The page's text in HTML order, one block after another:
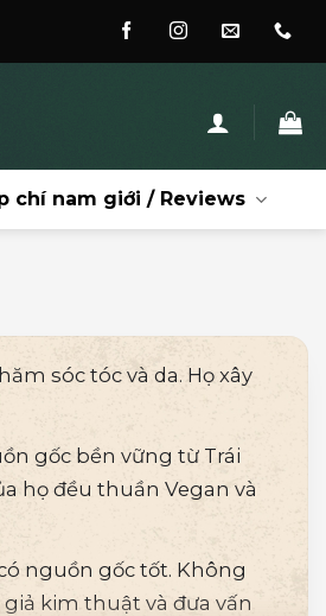
chí nam giới / Reviews
sóc tóc và da. Họxây
gốc bền vững từ Trái
họ đều thuần Vegan và
nguồn gốc tốt. Không
kim thuật và đưa vấn